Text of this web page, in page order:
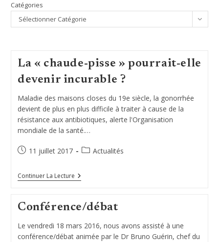
Catégories
Sélectionner Catégorie
La « chaude-pisse » pourrait-elle
devenir incurable ?
Maladie des maisons closes du 19e siècle, la gonorrhée
devient de plus en plus difficile à traiter à cause de la
résistance aux antibiotiques, alerte l'Organisation
mondiale de la santé.…
Publication
11 juillet 2017
PostActualités
Continuer La LectureLa
« Chaude-
Elle
Incurable
?
Conférence/débat
Le vendredi 18 mars 2016, nous avons assisté à une
conférence/débat animée par le Dr Bruno Guérin, chef du